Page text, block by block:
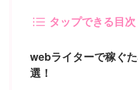
タップできる目次
webライターで稼ぐ
選！